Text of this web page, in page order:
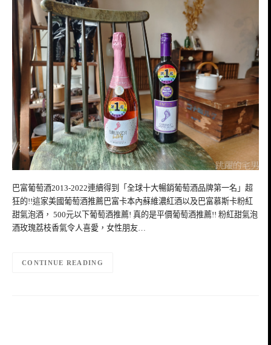
巴富葡萄酒2013-2022連續得到「全球十大暢銷葡萄酒品牌第一名」超
狂的!!這家美國葡萄酒推薦巴富卡本內蘇維濃紅酒以及巴富慕斯卡粉紅
甜氣泡酒， 500元以下葡萄酒推薦! 真的是平價葡萄酒推薦!! 粉紅甜氣泡
酒玫瑰荔枝香氣令人喜愛，女性朋友…
CONTINUE READING